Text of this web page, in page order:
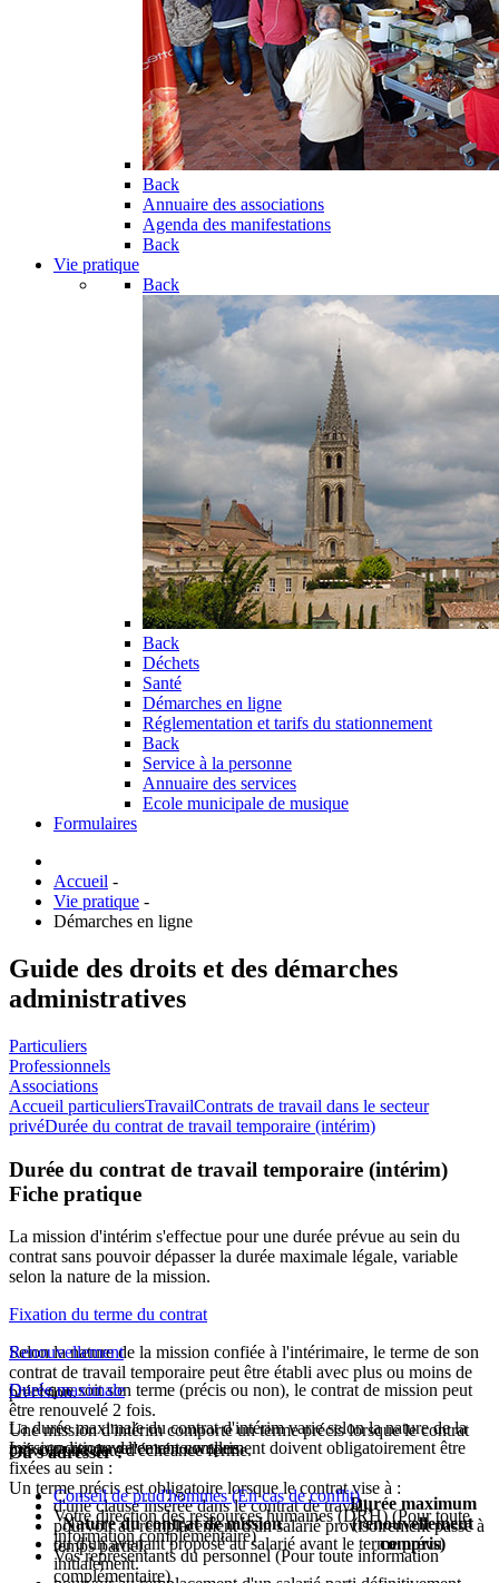
Back
Annuaire des associations
Agenda des manifestations
Back
Vie pratique
Back
Back
Déchets
Santé
Démarches en ligne
Réglementation et tarifs du stationnement
Back
Service à la personne
Annuaire des services
Ecole municipale de musique
Formulaires
Accueil -
Vie pratique -
Démarches en ligne
Guide des droits et des démarches
administratives
Particuliers
Professionnels
Associations
Accueil particuliersTravailContrats de travail dans le secteur
privéDurée du contrat de travail temporaire (intérim)
Durée du contrat de travail temporaire (intérim)
Fiche pratique
La mission d'intérim s'effectue pour une durée prévue au sein du
contrat sans pouvoir dépasser la durée maximale légale, variable
selon la nature de la mission.
Fixation du terme du contrat
Selon la nature de la mission confiée à l'intérimaire, le terme de son
contrat de travail temporaire peut être établi avec plus ou moins de
précision.
Une mission d'intérim comporte un terme précis lorsque le contrat
prévoit une date d'échéance ferme.
Un terme précis est obligatoire lorsque le contrat vise à :
pourvoir au remplacement d'un salarié provisoirement passé à
temps partiel,
Renouvellement
Quel que soit son terme (précis ou non), le contrat de mission peut
être renouvelé 2 fois.
Les conditions de ce renouvellement doivent obligatoirement être
fixées au sein :
d'une clause insérée dans le contrat de travail,
ou d'un avenant proposé au salarié avant le terme prévu
initialement.
Durée maximale
La durée maximale du contrat d'intérim varie selon la nature de la
mission, renouvellement compris.
Nature du contrat de mission
Durée maximum
(renouvellement
compris)
Où s'adresser ?
Conseil de prud'hommes(En cas de conflit)
Votre direction des ressources humaines (DRH)(Pour toute
information complémentaire)
Vos représentants du personnel(Pour toute information
complémentaire)